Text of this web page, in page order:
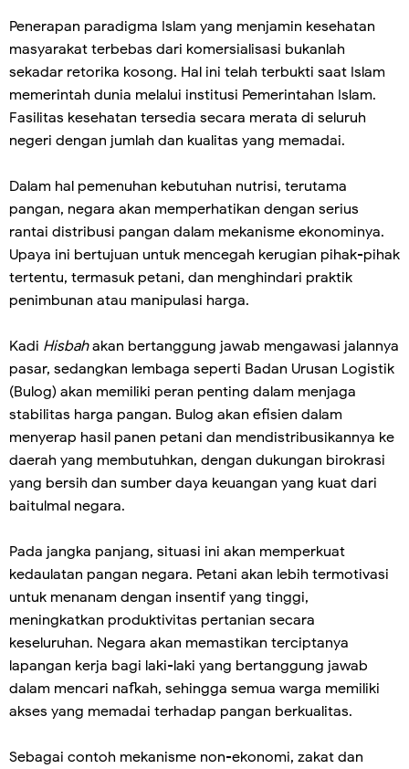
Penerapan paradigma Islam yang menjamin kesehatan
masyarakat terbebas dari komersialisasi bukanlah
sekadar retorika kosong. Hal ini telah terbukti saat Islam
memerintah dunia melalui institusi Pemerintahan Islam.
Fasilitas kesehatan tersedia secara merata di seluruh
negeri dengan jumlah dan kualitas yang memadai.
Dalam hal pemenuhan kebutuhan nutrisi, terutama
pangan, negara akan memperhatikan dengan serius
rantai distribusi pangan dalam mekanisme ekonominya.
Upaya ini bertujuan untuk mencegah kerugian pihak-pihak
tertentu, termasuk petani, dan menghindari praktik
penimbunan atau manipulasi harga.
Kadi Hisbahakan bertanggung jawab mengawasi jalannya
pasar, sedangkan lembaga seperti Badan Urusan Logistik
(Bulog) akan memiliki peran penting dalam menjaga
stabilitas harga pangan. Bulog akan efisien dalam
menyerap hasil panen petani dan mendistribusikannya ke
daerah yang membutuhkan, dengan dukungan birokrasi
yang bersih dan sumber daya keuangan yang kuat dari
baitulmal negara.
Pada jangka panjang, situasi ini akan memperkuat
kedaulatan pangan negara. Petani akan lebih termotivasi
untuk menanam dengan insentif yang tinggi,
meningkatkan produktivitas pertanian secara
keseluruhan. Negara akan memastikan terciptanya
lapangan kerja bagi laki-laki yang bertanggung jawab
dalam mencari nafkah, sehingga semua warga memiliki
akses yang memadai terhadap pangan berkualitas.
Sebagai contoh mekanisme non-ekonomi, zakat dan